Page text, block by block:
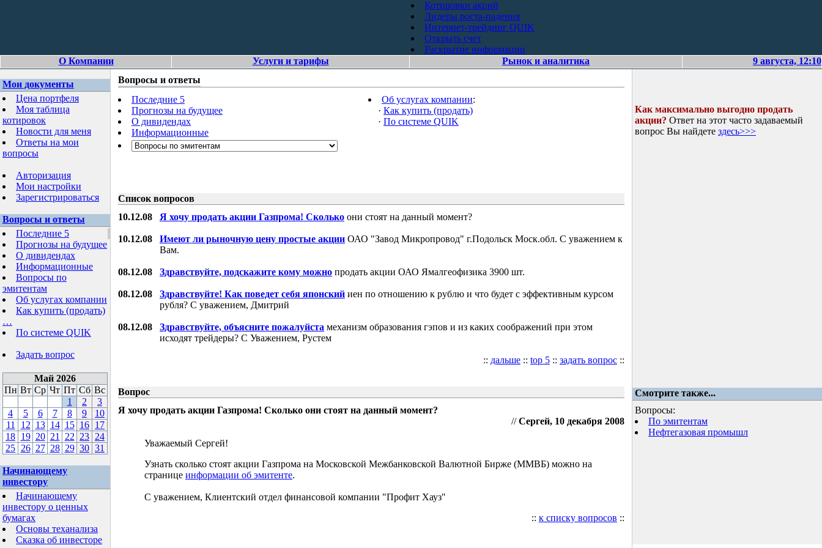
Котировки акций
Лидеры роста-падения
Интернет-трейдинг QUIK
Открыть счет
Раскрытие информации
О Компании
Услуги и тарифы Рынок и аналитика 9 августа, 12:10
Мои документы
Цена портфеля
Моя таблица
котировок
Новости для меня
Ответы на мои
вопросы
Авторизация
Мои настройки
Зарегистрироваться
Вопросы и ответы
Последние 5
Прогнозы на будущее
О дивидендах
Информационные
Вопросы по
эмитентам
Об услугах компании
Как купить (продать)
…
По системе QUIK
Задать вопрос
Май 2026
Пн Вт Ср Чт Пт Сб Вс
1
2
3
4
5 6 7 8 9
10
11
12 13 14 15 16 17
18 19 20 21 22 23 24
25 26 27 28 29 30 31
Начинающему
инвестору
Начинающему
инвестору о ценных
бумагах
Основы теханализа
Сказка об инвесторе
Вопросы и ответы
Последние 5
Прогнозы на будущее
О дивидендах
Информационные
Об услугах компании:
· Как купить (продать)
· По системе QUIK
Список вопросов
10.12.08 Я хочу продать акции Газпрома! Сколько они стоят на данный момент?
10.12.08 Имеют ли рыночную цену простые акции ОАО "Завод Микропровод" г.Подольск Моск.обл. С уважением к
Вам.
08.12.08 Здравствуйте, подскажите кому можно продать акции ОАО Ямалгеофизика 3900 шт.
08.12.08 Здравствуйте! Как поведет себя японский иен по отношению к рублю и что будет с эффективным курсом
рубля? С уважением, Дмитрий
08.12.08 Здравствуйте, объясните пожалуйста механизм образования гэпов и из каких соображений при этом
исходят трейдеры? С Уважением, Рустем
:: дальше :: top 5 :: задать вопрос ::
Как максимально выгодно продать
акции? Ответ на этот часто задаваемый
вопрос Вы найдете здесь>>>
Вопрос
Смотрите также...
Я хочу продать акции Газпрома! Сколько они стоят на данный момент?
//Сергей, 10 декабря 2008
Уважаемый Сергей!
Узнать сколько стоят акции Газпрома на Московской Межбанковской Валютной Бирже (ММВБ) можно на
странице информации об эмитенте.
С уважением, Клиентский отдел финансовой компании "Профит Хауз"
:: к списку вопросов ::
Вопросы:
По эмитентам
Нефтегазовая промышл